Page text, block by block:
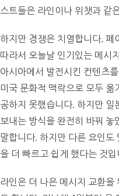
스트들은 라인이나 위챗과 같
하지만 경쟁은 치열합니다. 페
따라서 오늘날 인기있는 메시
아시아에서 발전시킨 컨텐츠
미국 문화적 맥락으로 모두
공하지 못했습니다. 하지만
보내는 방식을 완전히 바꿔
말합니다. 하지만 다른 요인
을 더 빠르고 쉽게 했다는 것
라인은 더 나은 메시지 교환을